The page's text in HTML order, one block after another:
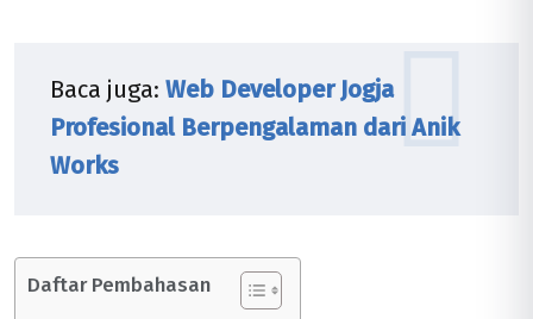
Baca juga: Web Developer Jogja
Profesional Berpengalaman dari Anik
Works
Daftar Pembahasan